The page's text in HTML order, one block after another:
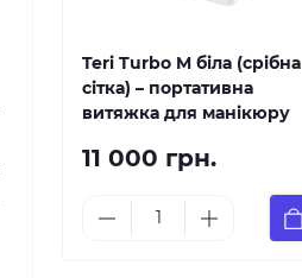
Teri Turbo M біла (срібна
сітка) – портативна
витяжка для манікюру
11 000 грн.